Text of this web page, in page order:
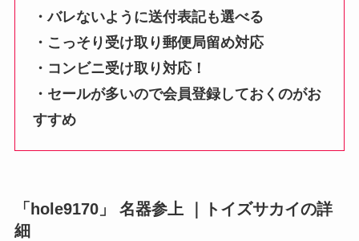
・バレないように送付表記も選べる
・こっそり受け取り郵便局留め対応
・コンビニ受け取り対応！
・セールが多いので会員登録しておくのがお
すすめ
「hole9170」 名器参上 ｜トイズサカイの詳
細